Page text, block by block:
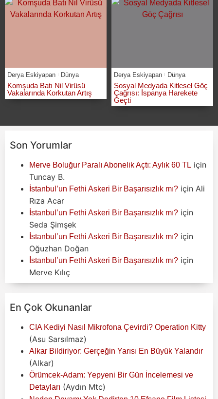
Derya Eskiyapan Dünya
Komşuda Batı Nil Virüsü
Vakalarında Korkutan Artış
Derya Eskiyapan Dünya
Sosyal Medyada Kitlesel Göç
Çağrısı: İspanya Harekete
Geçti
Son Yorumlar
Merve Boluğur Paralı Abonelik Açtı: Aylık 60 TL için
Tuncay B.
İstanbul’un Fethi Askeri Bir Başarısızlık mı? için Ali
Rıza Acar
İstanbul’un Fethi Askeri Bir Başarısızlık mı? için
Seda Şimşek
İstanbul’un Fethi Askeri Bir Başarısızlık mı? için
Oğuzhan Doğan
İstanbul’un Fethi Askeri Bir Başarısızlık mı? için
Merve Kılıç
En Çok Okunanlar
CIA Kediyi Nasıl Mikrofona Çevirdi? Operation Kitty
(Asu Sarsılmaz)
Alkar Bildiriyor: Gerçeğin Yarısı En Büyük Yalandır
(Alkar)
Örümcek-Adam: Yepyeni Bir Gün İncelemesi ve
Detayları (Aydın Mtc)